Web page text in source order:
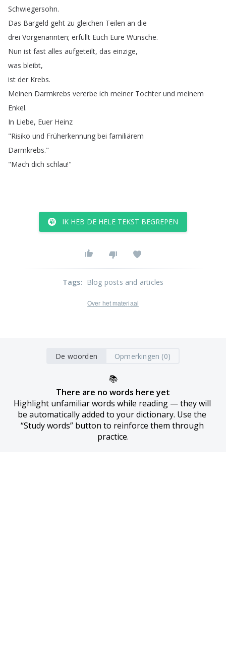
Schwiegersohn.
Das Bargeld geht zu gleichen Teilen an die
drei Vorgenannten; erfüllt Euch Eure Wünsche.
Nun ist fast alles aufgeteilt, das einzige,
was bleibt,
ist der Krebs.
Meinen Darmkrebs vererbe ich meiner Tochter und meinem
Enkel.
In Liebe, Euer Heinz
"Risiko und Früherkennung bei familiärem
Darmkrebs."
"Mach dich schlau!"
IK HEB DE HELE TEKST BEGREPEN
Tags: Blog posts and articles
Over het materiaal
De woorden Opmerkingen (0)
📚
There are no words here yet
Highlight unfamiliar words while reading — they will
be automatically added to your dictionary. Use the
“Study words” button to reinforce them through
practice.